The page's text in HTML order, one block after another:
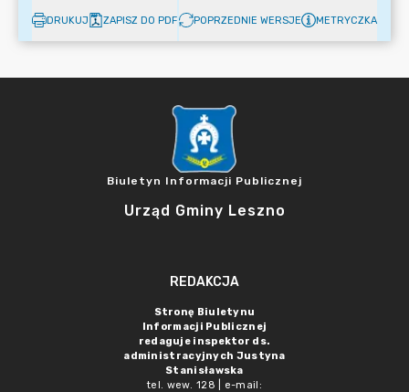
DRUKUJ ZAPISZ DO PDF POPRZEDNIE WERSJE METRYCZKA
Biuletyn Informacji Publicznej
Urząd Gminy Leszno
REDAKCJA
Stronę Biuletynu
Informacji Publicznej
redaguje inspektor ds.
administracyjnych Justyna
Stanisławska
tel. wew. 128 | e-mail: